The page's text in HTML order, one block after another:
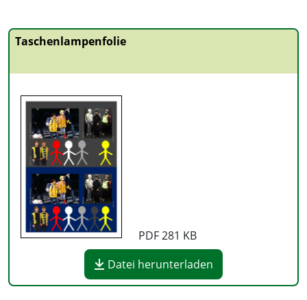
Taschenlampenfolie
PDF281 KB
Datei herunterladen